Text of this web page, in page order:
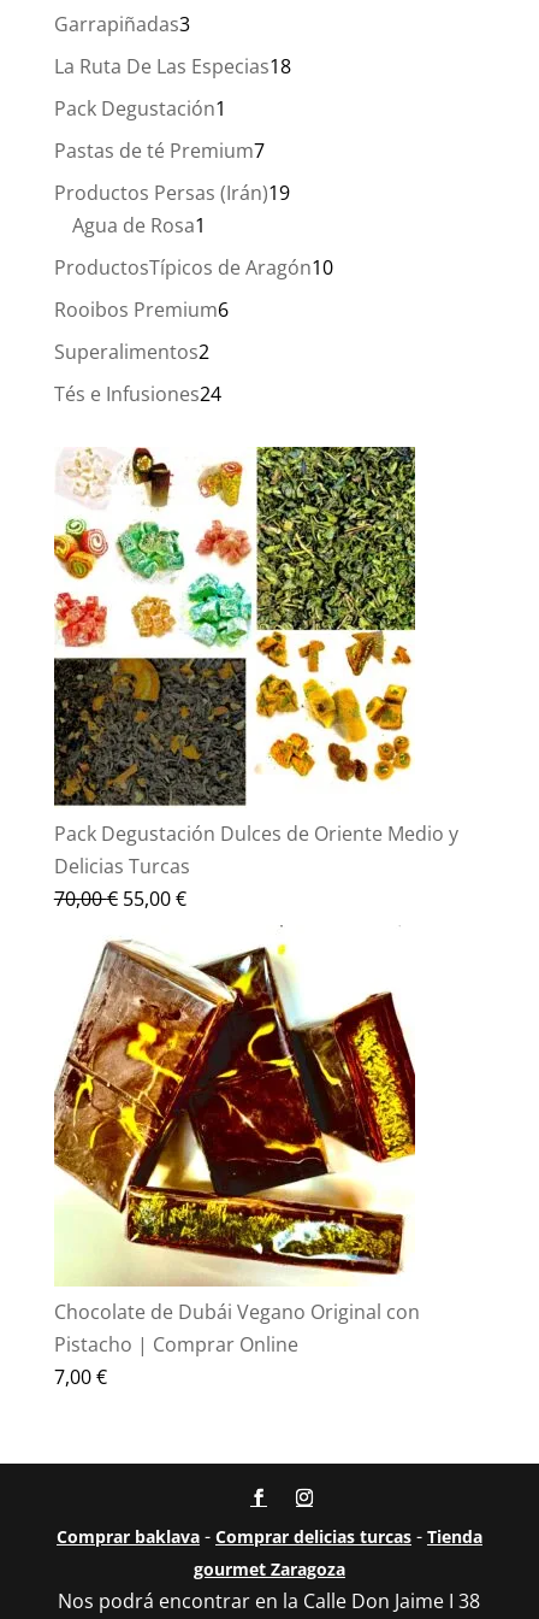
Garrapiñadas33
productos
La Ruta De Las Especias1818
Pack Degustación1
producto
Pastas de té Premium77
productos
Productos Persas (Irán)1919
Agua de Rosa1
producto
ProductosTípicos de Aragón1010
Rooibos Premium66
Superalimentos22
productos
Tés e Infusiones2424
Pack Degustación Dulces de Oriente Medio y
Delicias Turcas
70,00€ El
original
era:
70,00 €.
55,00€El
actual
es:
55,00 €.
Chocolate de Dubái Vegano Original con
Pistacho | Comprar Online
7,00€
Comprar baklava- Comprar delicias turcas- Tienda
gourmet Zaragoza
Nos podrá encontrar en la Calle Don Jaime I 38